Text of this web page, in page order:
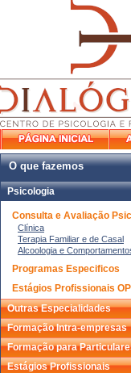
O que fazemos
Psicologia
Consulta e Avaliação
Clínica
Terapia Familiar e de Casal
Alcoologia e
Programas Especificos
Estágios Profissionais
Outras Especialidades
Formação Intra-empresas
Formação para
Estágios Profissionais